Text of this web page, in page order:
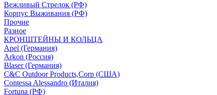
Вежливый Стрелок (РФ)
Корпус Выживания (РФ)
Прочие
Разное
КРОНШТЕЙНЫ И КОЛЬЦА
Apel (Германия)
Arkon (Россия)
Blaser (Германия)
C&C Outdoor Products,Corp (США)
Contessa Alessandro (Италия)
Fortuna (РФ)